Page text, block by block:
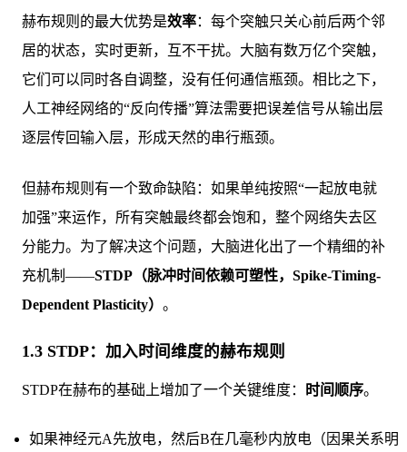
赫布规则的最大优势是效率：每个突触只关心前后两个邻
居的状态，实时更新，互不干扰。大脑有数万亿个突触，
它们可以同时各自调整，没有任何通信瓶颈。相比之下，
人工神经网络的“反向传播”算法需要把误差信号从输出层
逐层传回输入层，形成天然的串行瓶颈。
但赫布规则有一个致命缺陷：如果单纯按照“一起放电就
加强”来运作，所有突触最终都会饱和，整个网络失去区
分能力。为了解决这个问题，大脑进化出了一个精细的补
充机制——STDP（脉冲时间依赖可塑性，Spike-Timing-
Dependent Plasticity） 。
1.3 STDP：加入时间维度的赫布规则
STDP在赫布的基础上增加了一个关键维度： 时间顺序。
如果神经元A先放电，然后B在几毫秒内放电（因果关系明